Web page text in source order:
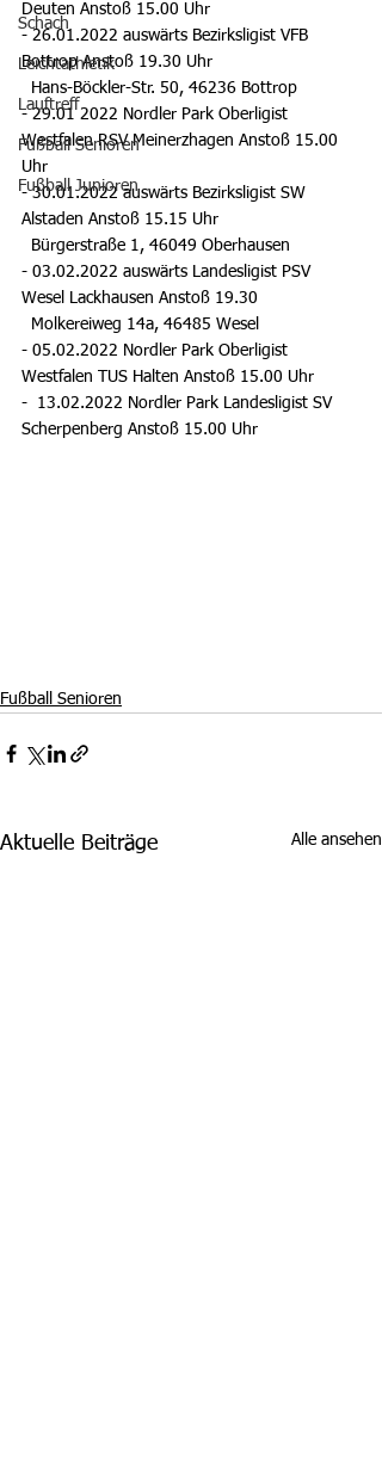
Schach
Leichtathletik
Lauftreff
Fußball Senioren
Fußball Junioren
Deuten Anstoß 15.00 Uhr
- 26.01.2022 auswärts Bezirksligist VFB
Bottrop Anstoß 19.30 Uhr
  Hans-Böckler-Str. 50, 46236 Bottrop
- 29.01 2022 Nordler Park Oberligist
Westfalen RSV Meinerzhagen Anstoß 15.00
Uhr
- 30.01.2022 auswärts Bezirksligist SW
Alstaden Anstoß 15.15 Uhr
  Bürgerstraße 1, 46049 Oberhausen
- 03.02.2022 auswärts Landesligist PSV
Wesel Lackhausen Anstoß 19.30
  Molkereiweg 14a, 46485 Wesel
- 05.02.2022 Nordler Park Oberligist
Westfalen TUS Halten Anstoß 15.00 Uhr
-  13.02.2022 Nordler Park Landesligist SV
Scherpenberg Anstoß 15.00 Uhr
Fußball Senioren
Aktuelle Beiträge Alle ansehen